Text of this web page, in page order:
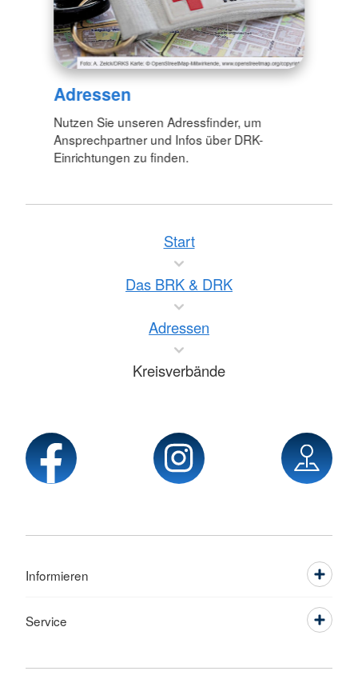
Adressen
Nutzen Sie unseren Adressfinder, um
Ansprechpartner und Infos über DRK-
Einrichtungen zu finden.
Start
Das BRK & DRK
Adressen
Kreisverbände
Informieren
Service